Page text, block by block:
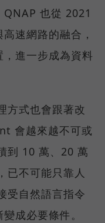
也從 2021
速網路的融合，
進一步成為資料
方式也會跟著改
會越來越不可或
到 10 萬、20 萬
已不可能只靠人
受自然語言指令
成必要條件。